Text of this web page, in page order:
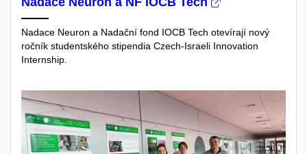
Nadace Neuron a Nadační fond IOCB Tech otevírají nový
ročník studentského stipendia Czech-Israeli Innovation
Internship.